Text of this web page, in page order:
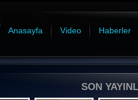
Anasayfa Video Haberler
SON